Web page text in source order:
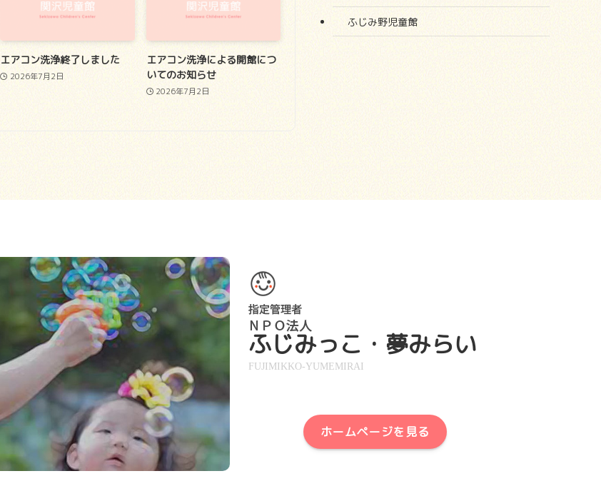
エアコン洗浄終了しました
2026年7月2日
エアコン洗浄による開館につ
いてのお知らせ
2026年7月2日
ふじみ野児童館
ふじみっこ・夢みらい
FUJIMIKKO-YUMEMIRAI
ホームページを見る